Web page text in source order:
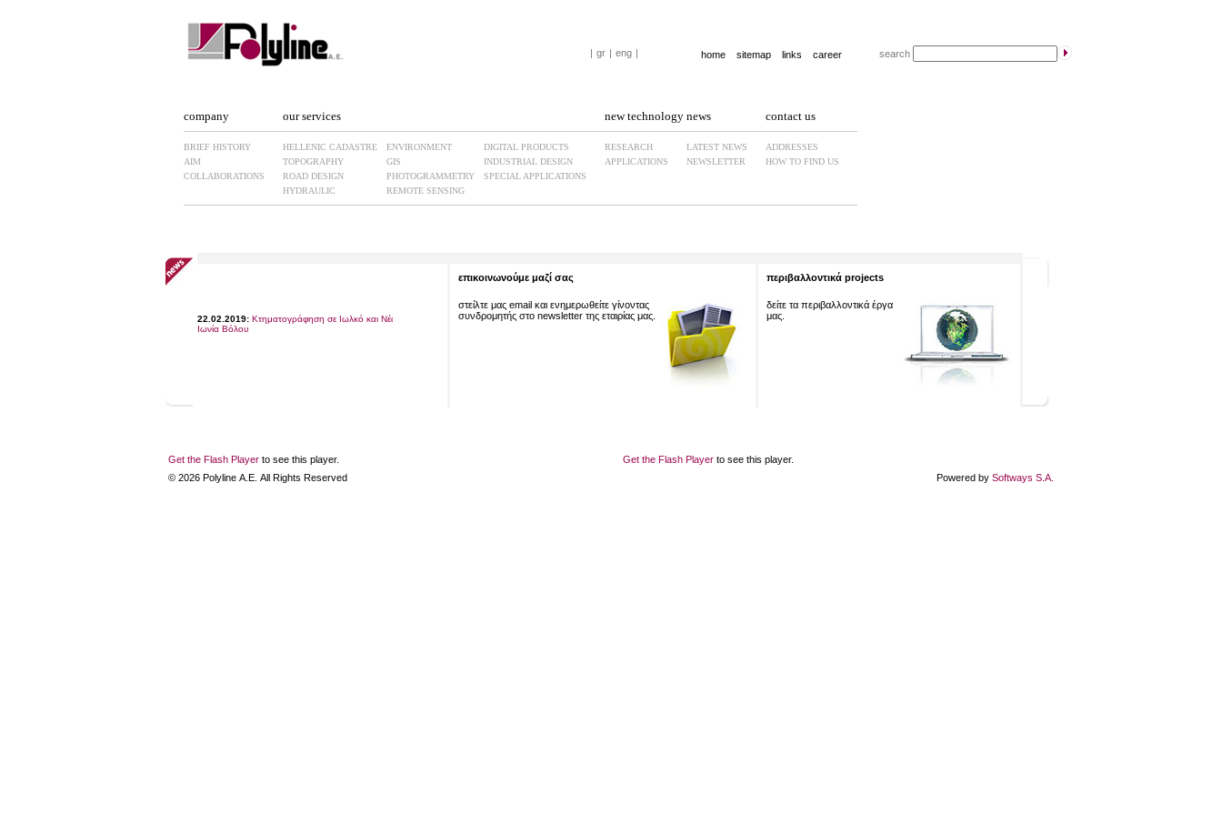
| gr | eng | home sitemap links career search
company
BRIEF HISTORY
AIM
COLLABORATIONS
our services
HELLENIC CADASTRE
TOPOGRAPHY
ROAD DESIGN
HYDRAULIC
ENVIRONMENT
GIS
PHOTOGRAMMETRY
REMOTE SENSING
DIGITAL PRODUCTS
INDUSTRIAL DESIGN
SPECIAL APPLICATIONS
new technology
RESEARCH
APPLICATIONS
news
LATEST NEWS
NEWSLETTER
contact us
ADDRESSES
HOW TO FIND US
επικοινωνούμε μαζί σας περιβαλλοντικά projects
22.02.2019: Κτηματογράφηση σε Ιωλκό και Νέα
Ιωνία Βόλου
στείλτε μας email και ενημερωθείτε γίνοντας
συνδρομητής στο newsletter της εταιρίας μας.
δείτε τα περιβαλλοντικά έργα
μας.
Get the Flash Player to see this player. Get the Flash Player to see this player.
© 2026 Polyline Α.Ε. All Rights Reserved Powered by Softways S.A.